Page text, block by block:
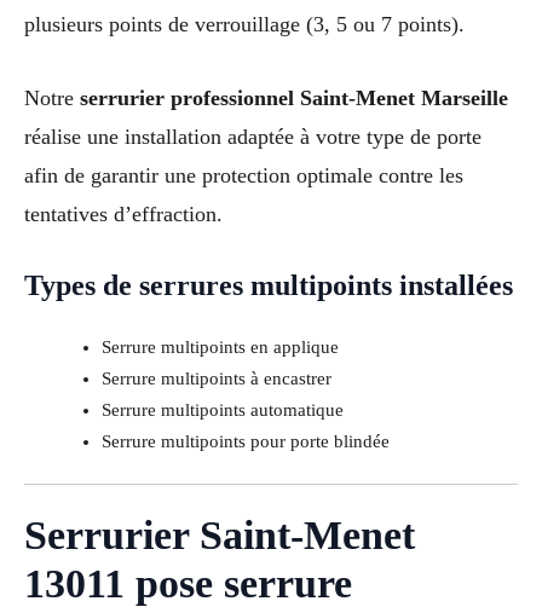
plusieurs points de verrouillage (3, 5 ou 7 points).
Notre serrurier professionnel Saint-Menet Marseille
réalise une installation adaptée à votre type de porte
afin de garantir une protection optimale contre les
tentatives d’effraction.
Types de serrures multipoints installées
Serrure multipoints en applique
Serrure multipoints à encastrer
Serrure multipoints automatique
Serrure multipoints pour porte blindée
Serrurier Saint-Menet
13011 pose serrure